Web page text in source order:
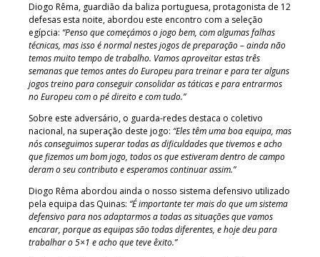
Diogo Rêma, guardião da baliza portuguesa, protagonista de 12
defesas esta noite, abordou este encontro com a seleção
egípcia: “Penso que começámos o jogo bem, com algumas falhas
técnicas, mas isso é normal nestes jogos de preparação – ainda não
temos muito tempo de trabalho. Vamos aproveitar estas três
semanas que temos antes do Europeu para treinar e para ter alguns
jogos treino para conseguir consolidar as táticas e para entrarmos
no Europeu com o pé direito e com tudo.”
Sobre este adversário, o guarda-redes destaca o coletivo
nacional, na superação deste jogo: “Eles têm uma boa equipa, mas
nós conseguimos superar todas as dificuldades que tivemos e acho
que fizemos um bom jogo, todos os que estiveram dentro de campo
deram o seu contributo e esperamos continuar assim.”
Diogo Rêma abordou ainda o nosso sistema defensivo utilizado
pela equipa das Quinas: “É importante ter mais do que um sistema
defensivo para nos adaptarmos a todas as situações que vamos
encarar, porque as equipas são todas diferentes, e hoje deu para
trabalhar o 5×1 e acho que teve êxito.”